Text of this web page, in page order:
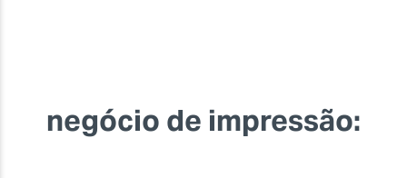
negócio de impressão: